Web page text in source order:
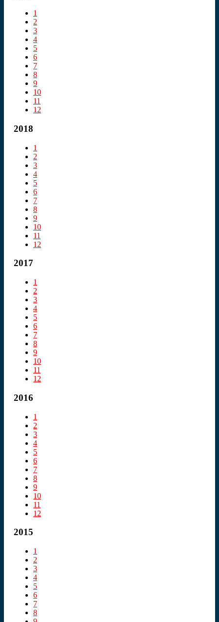
1
2
3
4
5
6
7
8
9
10
11
12
2018
1
2
3
4
5
6
7
8
9
10
11
12
2017
1
2
3
4
5
6
7
8
9
10
11
12
2016
1
2
3
4
5
6
7
8
9
10
11
12
2015
1
2
3
4
5
6
7
8